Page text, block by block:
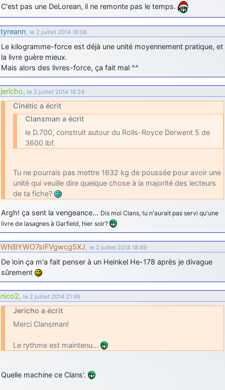
C'est pas une DeLorean, il ne remonte pas le temps.
tyreann, le 2 juillet 2014 18:06
Le kilogramme-force est déjà une unité moyennement pratique, et
la livre guère mieux.
Mais alors des livres-force, ça fait mal ^^
jericho, le 2 juillet 2014 18:24
Cinétic a écrit
Clansman a écrit
le D.700, construit autour du Rolls-Royce Derwent 5 de
3600 lbf.
Tu ne pourrais pas mettre 1632 kg de poussée pour avoir une
unité qui veuille dire quelque chose à la majorité des lecteurs
de ta fiche?
Argh! ça sent la vengeance… Dis moi Clans, tu n'aurait pas servi qu'une
livre de lasagnes à Garfield, hier soir?
WNBYWO7sIFVgwcg5XJ, le 2 juillet 2014 18:49
De loin ça m'a fait penser à un Heinkel He-178 après je divague
sûrement
nico2, le 2 juillet 2014 21:46
Jericho a écrit
Merci Clansman!
Le rythme est maintenu…
Quelle machine ce Clans'.